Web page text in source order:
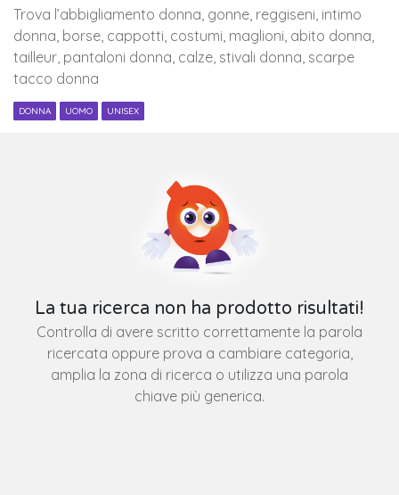
Trova l’abbigliamento donna, gonne, reggiseni, intimo
donna, borse, cappotti, costumi, maglioni, abito donna,
tailleur, pantaloni donna, calze, stivali donna, scarpe
tacco donna
DONNA UOMO UNISEX
La tua ricerca non ha prodotto risultati!
Controlla di avere scritto correttamente la parola
ricercata oppure prova a cambiare categoria,
amplia la zona di ricerca o utilizza una parola
chiave più generica.